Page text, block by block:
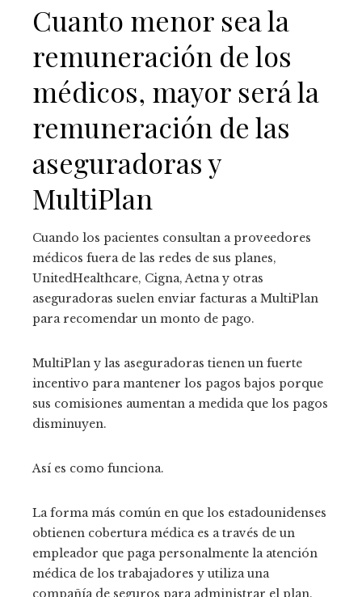
Cuanto menor sea la
remuneración de los
médicos, mayor será la
remuneración de las
aseguradoras y
MultiPlan
Cuando los pacientes consultan a proveedores
médicos fuera de las redes de sus planes,
UnitedHealthcare, Cigna, Aetna y otras
aseguradoras suelen enviar facturas a MultiPlan
para recomendar un monto de pago.
MultiPlan y las aseguradoras tienen un fuerte
incentivo para mantener los pagos bajos porque
sus comisiones aumentan a medida que los pagos
disminuyen.
Así es como funciona.
La forma más común en que los estadounidenses
obtienen cobertura médica es a través de un
empleador que paga personalmente la atención
médica de los trabajadores y utiliza una
compañía de seguros para administrar el plan.